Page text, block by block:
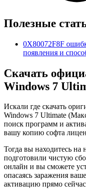
Полезные
0X80072F8F
появления и
Скачать
Windows 7
Искали где скачать
Windows 7 Ultimate
поиск программ и
вашу копию софта
Тогда вы находитесь
подготовили чистую
онлайн и вы сможете
опасаясь заражения
активацию прямо